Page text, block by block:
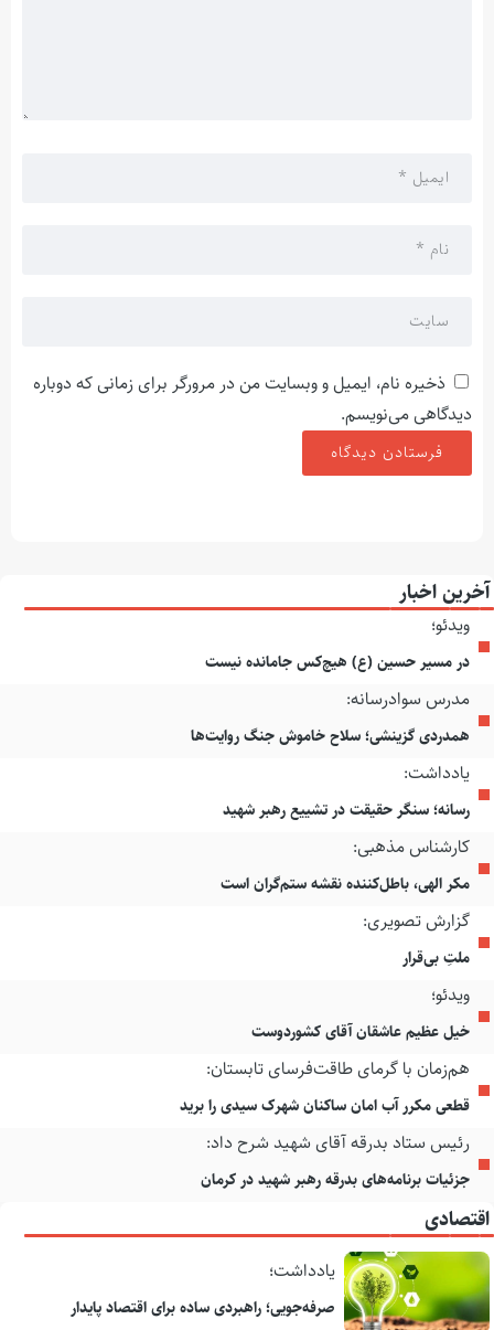
ذخیره نام، ایمیل و وبسایت من در مرورگر برای زمانی که دوباره
دیدگاهی می‌نویسم.
آخرین اخبار
ویدئو؛
در مسیر حسین (ع) هیچ‌کس جامانده نیست
مدرس سوادرسانه:
همدردی گزینشی؛ سلاح خاموش جنگ روایت‌ها
یادداشت:
رسانه؛ سنگر حقیقت در تشییع رهبر شهید
کارشناس مذهبی:
مکر الهی، باطل‌کننده نقشه ستم‌گران است
گزارش تصویری:
ملتِ بی‌قرار
ویدئو؛
خیل عظیم عاشقان آقای کشوردوست
هم‌زمان با گرمای طاقت‌فرسای تابستان:
قطعی مکرر آب امان ساکنان شهرک سیدی را برید
رئیس ستاد بدرقه آقای شهید شرح داد:
جزئیات برنامه‌های بدرقه رهبر شهید در کرمان
اقتصادی
یادداشت؛
صرفه‌جویی؛ راهبردی ساده برای اقتصاد پایدار